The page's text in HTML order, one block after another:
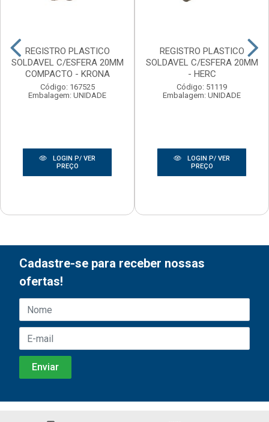
REGISTRO PLASTICO
SOLDAVEL C/ESFERA 20MM
COMPACTO - KRONA
Código: 167525
Embalagem: UNIDADE
LOGIN P/ VER
PREÇO
REGISTRO PLASTICO
SOLDAVEL C/ESFERA 20MM
- HERC
Código: 51119
Embalagem: UNIDADE
LOGIN P/ VER
PREÇO
Cadastre-se para receber nossas
ofertas!